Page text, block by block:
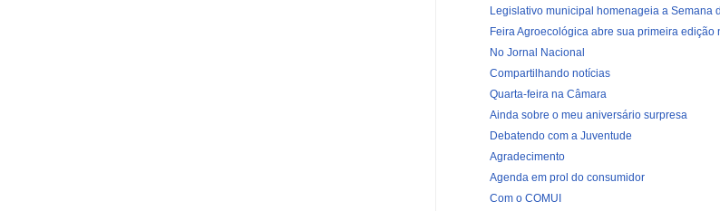
Legislativo municipal homenageia a Semana
Feira Agroecológica abre sua primeira edição
No Jornal Nacional
Compartilhando notícias
Quarta-feira na Câmara
Ainda sobre o meu aniversário surpresa
Debatendo com a Juventude
Agradecimento
Agenda em prol do consumidor
Com o COMUI